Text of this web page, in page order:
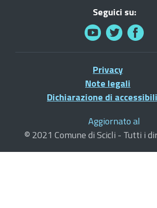
Seguici su:
Privacy
Note legali
Dichiarazione di
Aggiornato al
© 2021 Comune di Scicli - Tutti i